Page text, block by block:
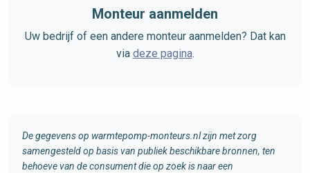
Monteur aanmelden
Uw bedrijf of een andere monteur aanmelden? Dat kan
via deze pagina.
De gegevens op warmtepomp-monteurs.nl zijn met zorg
samengesteld op basis van publiek beschikbare bronnen, ten
behoeve van de consument die op zoek is naar een